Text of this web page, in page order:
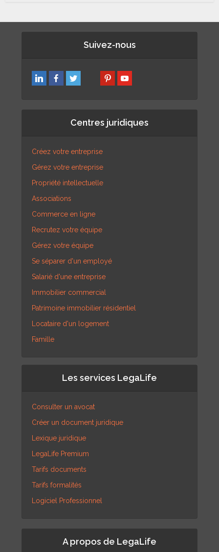
Suivez-nous
Centres juridiques
Créez votre entreprise
Gérez votre entreprise
Propriété intellectuelle
Associations
Commerce en ligne
Recrutez votre équipe
Gérez votre équipe
Se séparer d'un employé
Salarié d'une entreprise
Immobilier commercial
Patrimoine immobilier résidentiel
Locataire d'un logement
Famille
Les services LegaLife
Consulter un avocat
Créer un document juridique
Lexique juridique
LegaLife Premium
Tarifs documents
Tarifs formalités
Logiciel Professionnel
A propos de LegaLife